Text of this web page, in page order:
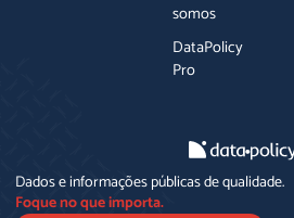
somos
DataPolicy
Pro
Dados e informações públicas de qualidade.
Foque no que importa.